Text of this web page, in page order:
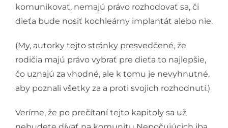
komunikovať, nemajú právo rozhodovať sa, či
dieťa bude nosiť kochleárny implantát alebo nie.
(My, autorky tejto stránky presvedčené, že
rodičia majú právo vybrať pre dieťa to najlepšie,
čo uznajú za vhodné, ale k tomu je nevyhnutné,
aby poznali všetky za a proti svojich rozhodnutí.)
Veríme, že po prečítaní tejto kapitoly sa už